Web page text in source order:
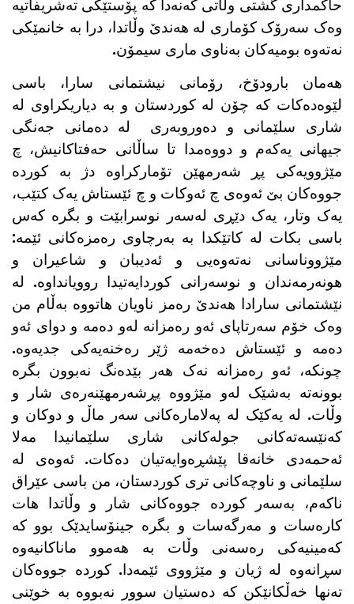
حاکمداری گشتی وڵاتی کەنەدا کە پۆستێکی تەشریفاتیە
وەک سەرۆک کۆماری لە هەندێ وڵاتدا، درا بە خانمێکی
نەتەوە بومیەکان بەناوی ماری سیمۆن.
هەمان بارودۆخ، رۆمانی نیشتمانی سارا، باسی
لێوەدەکات کە چۆن لە کوردستان و بە دیاریکراوی لە
شاری سلێمانی و دەوروبەری لە دەمانی جەنگی
جیهانی یەکەم و دووەمدا تا ساڵانی حەفتاکانیش، چ
مێژوویەکی پڕ شەرمهێن تۆمارکراوە دژ بە کوردە
جووەکان بێ ئەوەی چ ئەوکات و چ ئێستاش یەک کتێب،
یەک وتار، یەک دێڕی لەسەر نوسرابێت و بگرە کەس
باسی بکات لە کاتێکدا بە بەرچاوی رەمزەکانی ئێمە:
مێژووناسانی نەتەوەیی و ئەدیبان و شاعیران و
هونەرمەندان و نوسەرانی کوردایەتیدا روویانداوە. لە
نێشتمانی سارادا هەندێ رەمز ناویان هاتووە بەڵام من
وەک خۆم سەرتاپای ئەو رەمزانە لەو دەمە و دوای ئەو
دەمە و ئێستاش دەخەمە ژێر رەخنەیەکی جدیەوە.
چونکە، ئەو رەمزانە نەک هەر بێدەنگ نەبوون بگرە
بوونەتە بەشێک لەو مێژووە پڕشەرمهێنەرەی شار و
وڵات. لە یەکێک لە پەلامارەکانی سەر ماڵ و دوکان و
کەنێسەتەکانی جولەکانی شاری سلێمانیدا مەلا
ئەحمەدی خانەقا پێشڕەوایەتیان دەکات. ئەوەی لە
سلێمانی و ناوچەکانی تری کوردستان، من باسی عێراق
ناکەم، بەسەر کوردە جووەکانی شار و وڵاتدا هات
کارەسات و مەرگەسات و بگرە جینۆسایدێک بوو کە
کەمینیەکی رەسەنی وڵات بە هەموو ماناکانیەوە
سڕانەوە لە ژیان و مێژووی ئێمەدا. کوردە جووەکان
تەنها خەڵکانێکن کە دەستیان سوور نەبووە بە خوێنی